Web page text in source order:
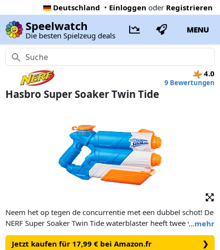
Deutschland • Einloggen oder Registrieren
Speelwatch
Die besten Spielzeug deals
MENU
4.0
9 Bewertungen
Hasbro Super Soaker Twin Tide
…mehr
Neem het op tegen de concurrentie met een dubbel schot! De
NERF Super Soaker Twin Tide waterblaster heeft twee vaten
zodat je twee stromen water tegelijk kunt afvuren. Vul de
tank en de pomp om de waterstralen uit beide vaten te
Jetzt kaufen für 17,99 € bei Amazon.fr ❯